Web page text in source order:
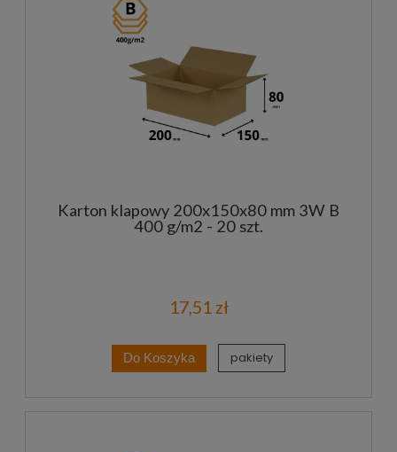
Karton klapowy 200x150x80 mm 3W B
400 g/m2 - 20 szt.
17,51 zł
Do Koszyka pakiety